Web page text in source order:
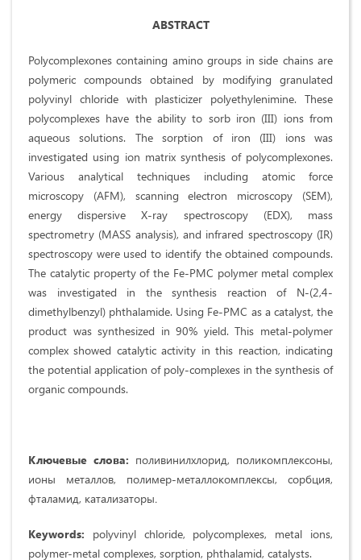
ABSTRACT
Polycomplexones containing amino groups in side chains are
polymeric compounds obtained by modifying granulated
polyvinyl chloride with plasticizer polyethylenimine. These
polycomplexes have the ability to sorb iron (III) ions from
aqueous solutions. The sorption of iron (III) ions was
investigated using ion matrix synthesis of polycomplexones.
Various analytical techniques including atomic force
microscopy (AFM), scanning electron microscopy (SEM),
energy dispersive X-ray spectroscopy (EDX), mass
spectrometry (MASS analysis), and infrared spectroscopy (IR)
spectroscopy were used to identify the obtained compounds.
The catalytic property of the Fe-PMC polymer metal complex
was investigated in the synthesis reaction of N-(2,4-
dimethylbenzyl) phthalamide. Using Fe-PMC as a catalyst, the
product was synthesized in 90% yield. This metal-polymer
complex showed catalytic activity in this reaction, indicating
the potential application of poly-complexes in the synthesis of
organic compounds.
Ключевые слова: поливинилхлорид, поликомплексоны,
ионы металлов, полимер-металлокомплексы, сорбция,
фталамид, катализаторы.
Keywords: polyvinyl chloride, polycomplexes, metal ions,
polymer-metal complexes, sorption, phthalamid, catalysts.